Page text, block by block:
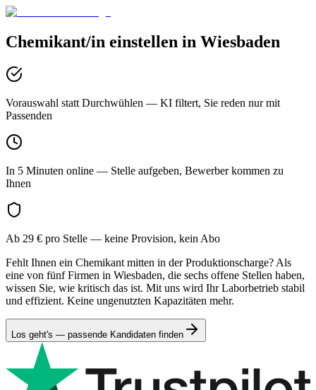
Chemikant/in einstellen in Wiesbaden
Vorauswahl statt Durchwühlen — KI filtert, Sie reden nur mit
Passenden
In 5 Minuten online — Stelle aufgeben, Bewerber kommen zu
Ihnen
Ab 29 € pro Stelle — keine Provision, kein Abo
Fehlt Ihnen ein Chemikant mitten in der Produktionscharge? Als
eine von fünf Firmen in Wiesbaden, die sechs offene Stellen haben,
wissen Sie, wie kritisch das ist. Mit uns wird Ihr Laborbetrieb stabil
und effizient. Keine ungenutzten Kapazitäten mehr.
Los geht's — passende Kandidaten finden